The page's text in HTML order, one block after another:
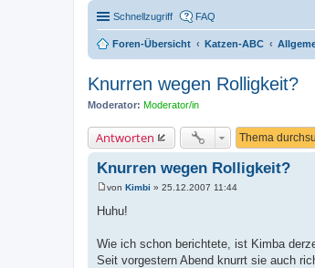
Schnellzugriff FAQ
Foren-Übersicht Katzen-ABC
Knurren wegen Rolligkeit?
Moderator: Moderator/in
Antworten
Knurren wegen Rolligkeit?
i
r
a
g
von Kimbi » 25.12.2007 11:44
Huhu!
Wie ich schon berichtete, ist Kimba
Seit vorgestern Abend knurrt sie auch